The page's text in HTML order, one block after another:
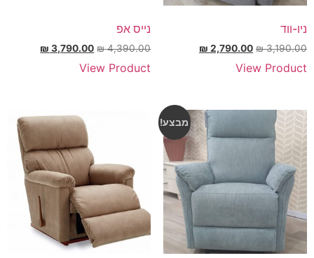
ניו-ווד
₪3,190.00
₪ 2,790.00
View Product
נייס אפ
₪4,390.00
₪ 3,790.00
View Product
מבצע!